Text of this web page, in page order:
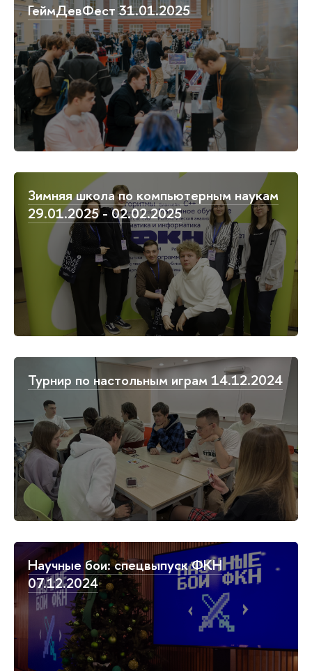
ГеймДевФест 31.01.2025
Зимняя школа по компьютерным наукам
29.01.2025 - 02.02.2025
Турнир по настольным играм 14.12.2024
Научные бои: спецвыпуск ФКН
07.12.2024